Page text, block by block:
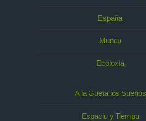
España
Mundu
Ecoloxía
A la Gueta los Sueños
Espaciu y Tiempu